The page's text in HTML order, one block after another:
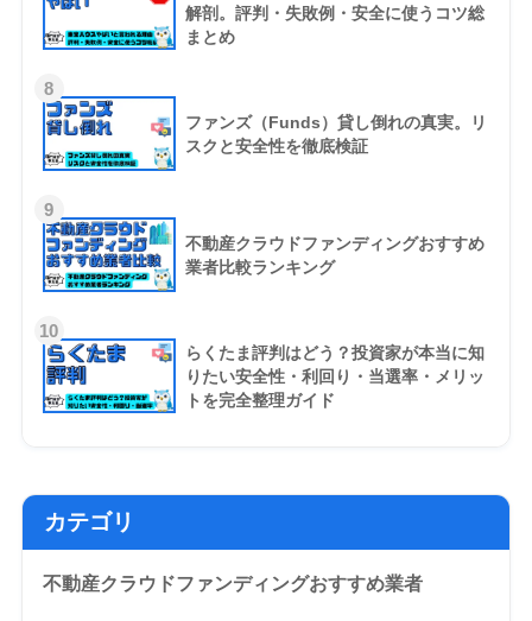
解剖。評判・失敗例・安全に使うコツ総
まとめ
8
ファンズ（Funds）貸し倒れの真実。リ
スクと安全性を徹底検証
9
不動産クラウドファンディングおすすめ
業者比較ランキング
10
らくたま評判はどう？投資家が本当に知
りたい安全性・利回り・当選率・メリッ
トを完全整理ガイド
カテゴリ
不動産クラウドファンディングおすすめ業者